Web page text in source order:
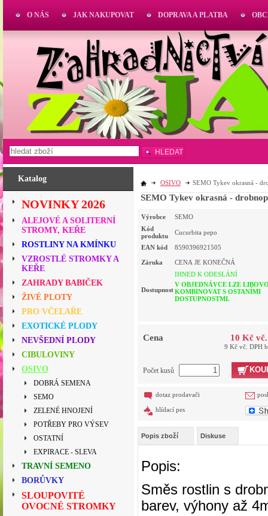
Katalog
NOVINKY 2026
ALEJOVÉ A SOLITERNÍ
STROMY, KEŘE
ROSTLINY NA KMÍNKU
VZROSTLÉ STROMKY A
KEŘE
ZAHRADY BABIČEK
ŽIVÉ PLOTY
PRO VČELAŘE
EXOTICKÉ PLODY
NEVŠEDNÍ PLODY
CIBULOVINY
OSIVO
DOBRÁ SEMENA
SEMO
ZELENÉ HNOJENÍ
POTŘEBY PRO VÝSEV
OSTATNÍ
EXPIRACE - SLEVA
TRAVNÍ SEMENO
BORŮVKY
SLOUPOVITÉ
OVOCNÉ STROMKY
OSIVO SEMO Tykev okrasná -
SEMO Tykev okrasná -
Výrobce
SEMO
Kód
produktu
Cucurbita pepo
EAN kód 8590396921505
Záruka CENA JE KONEČNÁ
Dostupnost
IHNED K ODESLÁNÍ
V OBJEDNÁVCE LZE
KOMBINOVAT S OSTANÍMI
DOSTUPNOSTMI.
Cena 10 Kč
9 Kč vč. DPH
Počet kusů
dotaz prodavači
hlídací pes
Popis zboží Diskuse
Popis:
Směs rostlin s
barev, výhony až
O NÁS JAK NAKUPOVAT DOPRAVA A PLATBA
HLEDAT